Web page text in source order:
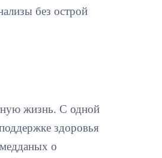
без острой
жизнь. С одной
здоровья
о